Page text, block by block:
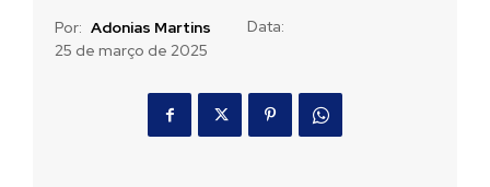
Por: Adonias Martins
Data:
25 de março de 2025